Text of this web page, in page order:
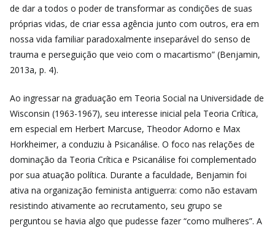
de dar a todos o poder de transformar as condições de suas
próprias vidas, de criar essa agência junto com outros, era em
nossa vida familiar paradoxalmente inseparável do senso de
trauma e perseguição que veio com o macartismo” (Benjamin,
2013a, p. 4).
Ao ingressar na graduação em Teoria Social na Universidade de
Wisconsin (1963-1967), seu interesse inicial pela Teoria Crítica,
em especial em Herbert Marcuse, Theodor Adorno e Max
Horkheimer, a conduziu à Psicanálise. O foco nas relações de
dominação da Teoria Crítica e Psicanálise foi complementado
por sua atuação política. Durante a faculdade, Benjamin foi
ativa na organização feminista antiguerra: como não estavam
resistindo ativamente ao recrutamento, seu grupo se
perguntou se havia algo que pudesse fazer “como mulheres”. A